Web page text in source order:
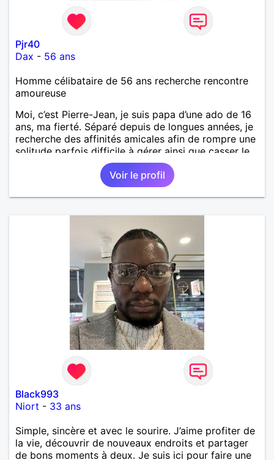
Pjr40
Dax - 56 ans
Homme célibataire de 56 ans recherche rencontre
amoureuse
Moi, c’est Pierre-Jean, je suis papa d’une ado de 16
ans, ma fierté. Séparé depuis de longues années, je
recherche des affinités amicales afin de rompre une
solitude parfois difficile à gérer ainsi que casser le
vague à l’âme. L’amitié reste extrêmement
importante à mes yeux mais peut se décliner en des
sentiments plus puissants. « Le temps fera son
œuvre » disait Arthur Schopenhauer, philosophe
avec très peu de défauts. Je suis altruiste,
bienveillant, empathique, attentionné, honnête,
respectueux, doux de caractère et compréhensif : je
laisse « glisser » beaucoup de choses. Mais ne vous
m’éprenez pas Mesdames, si une personne que
j’aime me trahit une fois, il n’y aura pas de seconde
chance et je l’effacerai à « vitam eternam ».
Néanmoins, je suis un tout petit peu maniaque ainsi
qu’impatient. J’essaye de faire des efforts. Rien de
bien dramatique ! Du moins je le pense……Je suis un
homme facile à vivre. À vous si vous le souhaitez,
d’apprendre à me connaître davantage. J’en serai
ravi….A très bientôt je l’espère.
Voir le profil
Black993
Niort - 33 ans
Simple, sincère et avec le sourire. J’aime profiter de
la vie, découvrir de nouveaux endroits et partager
de bons moments à deux. Je suis ici pour faire une